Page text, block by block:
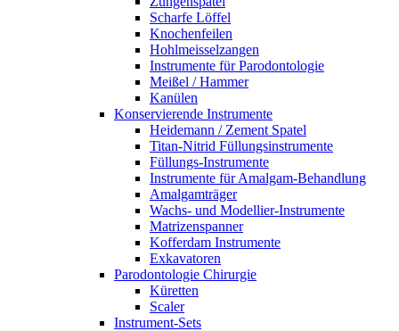
Scharfe Löffel
Knochenfeilen
Hohlmeisselzangen
Instrumente für Parodontologie
Meißel / Hammer
Kanülen
Konservierende Instrumente
Heidemann / Zement Spatel
Titan-Nitrid Füllungsinstrumente
Füllungs-Instrumente
Instrumente für Amalgam-Behandlung
Amalgamträger
Wachs- und Modellier-Instrumente
Matrizenspanner
Kofferdam Instrumente
Exkavatoren
Parodontologie Chirurgie
Küretten
Scaler
Instrument-Sets